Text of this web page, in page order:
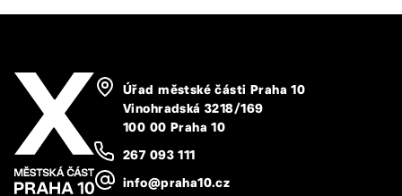
Úřad městské části Praha 10
Vinohradská 3218/169
100 00 Praha 10
267 093 111
info@praha10.cz